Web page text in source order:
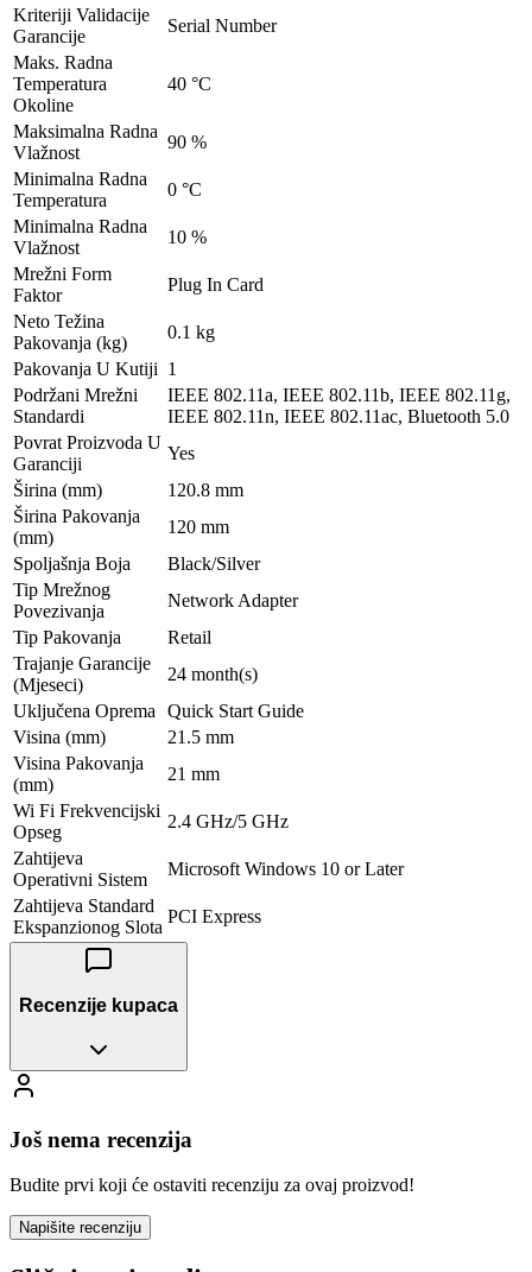
Kriteriji Validacije
Garancije
Serial Number
Maks. Radna
Temperatura
Okoline
40 °C
Maksimalna Radna
Vlažnost
90 %
Minimalna Radna
Temperatura
0 °C
Minimalna Radna
Vlažnost
10 %
Mrežni Form
Faktor
Plug In Card
Neto Težina
Pakovanja (kg)
0.1 kg
Pakovanja U Kutiji 1
Podržani Mrežni
Standardi
IEEE 802.11a, IEEE 802.11b, IEEE 802.11g,
IEEE 802.11n, IEEE 802.11ac, Bluetooth 5.0
Povrat Proizvoda U
Garanciji
Yes
Širina (mm)
120.8 mm
Širina Pakovanja
(mm)
120 mm
Spoljašnja Boja
Black/Silver
Tip Mrežnog
Povezivanja
Network Adapter
Tip Pakovanja
Retail
Trajanje Garancije
(Mjeseci)
24 month(s)
Uključena Oprema
Quick Start Guide
Visina (mm)
21.5 mm
Visina Pakovanja
(mm)
21 mm
Wi Fi Frekvencijski
Opseg
2.4 GHz/5 GHz
Zahtijeva
Operativni Sistem
Microsoft Windows 10 or Later
Zahtijeva Standard
Ekspanzionog Slota
PCI Express
Recenzije kupaca
Još nema recenzija
Budite prvi koji će ostaviti recenziju za ovaj proizvod!
Napišite recenziju